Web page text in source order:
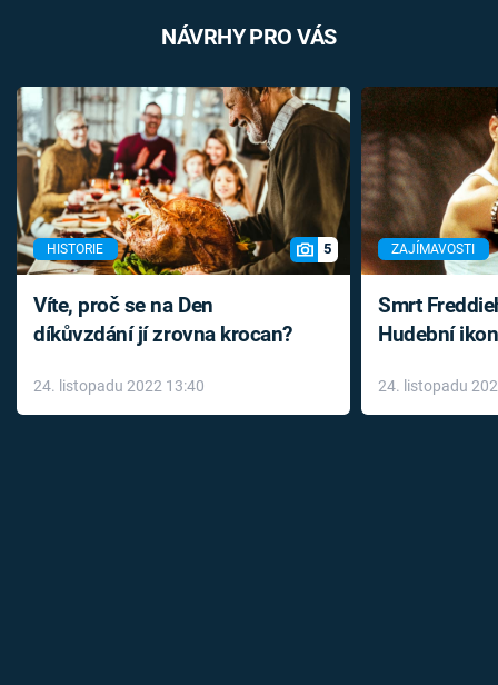
NÁVRHY PRO VÁS
HISTORIE 5
Víte, proč se na Den
díkůvzdání jí zrovna krocan?
24. listopadu 2022 13:40
ZAJÍMAVOSTI
Smrt
Hudební
léky
24. listopadu